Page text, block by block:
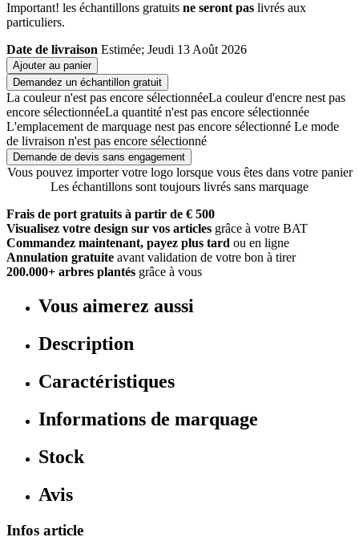
Important! les échantillons gratuits ne seront pas livrés aux
particuliers.
Date de livraison Estimée; Jeudi 13 Août 2026
Ajouter au panier
Demandez un échantillon gratuit
La couleur n'est pas encore sélectionnéeLa couleur d'encre nest pas
encore sélectionnéeLa quantité n'est pas encore sélectionnée
L'emplacement de marquage nest pas encore sélectionné Le mode
de livraison n'est pas encore sélectionné
Demande de devis sans engagement
Vous pouvez importer votre logo lorsque vous êtes dans votre panier
Les échantillons sont toujours livrés sans marquage
Frais de port gratuits à partir de € 500
Visualisez votre design sur vos articles grâce à votre BAT
Commandez maintenant, payez plus tard ou en ligne
Annulation gratuite avant validation de votre bon à tirer
200.000+ arbres plantés grâce à vous
Vous aimerez aussi
Description
Caractéristiques
Informations de marquage
Stock
Avis
Infos article